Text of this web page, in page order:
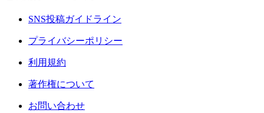
SNS投稿ガイドライン
プライバシーポリシー
利用規約
著作権について
お問い合わせ